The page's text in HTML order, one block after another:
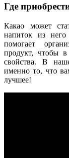
Где
Какао может
напиток из
помогает
продукт, чтобы в
свойства. В
именно то, что
лучшее!